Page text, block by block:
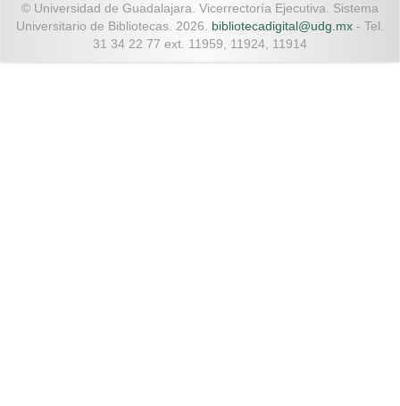
© Universidad de Guadalajara. Vicerrectoría Ejecutiva. Sistema
Universitario de Bibliotecas. 2026. bibliotecadigital@udg.mx - Tel.
31 34 22 77 ext. 11959, 11924, 11914